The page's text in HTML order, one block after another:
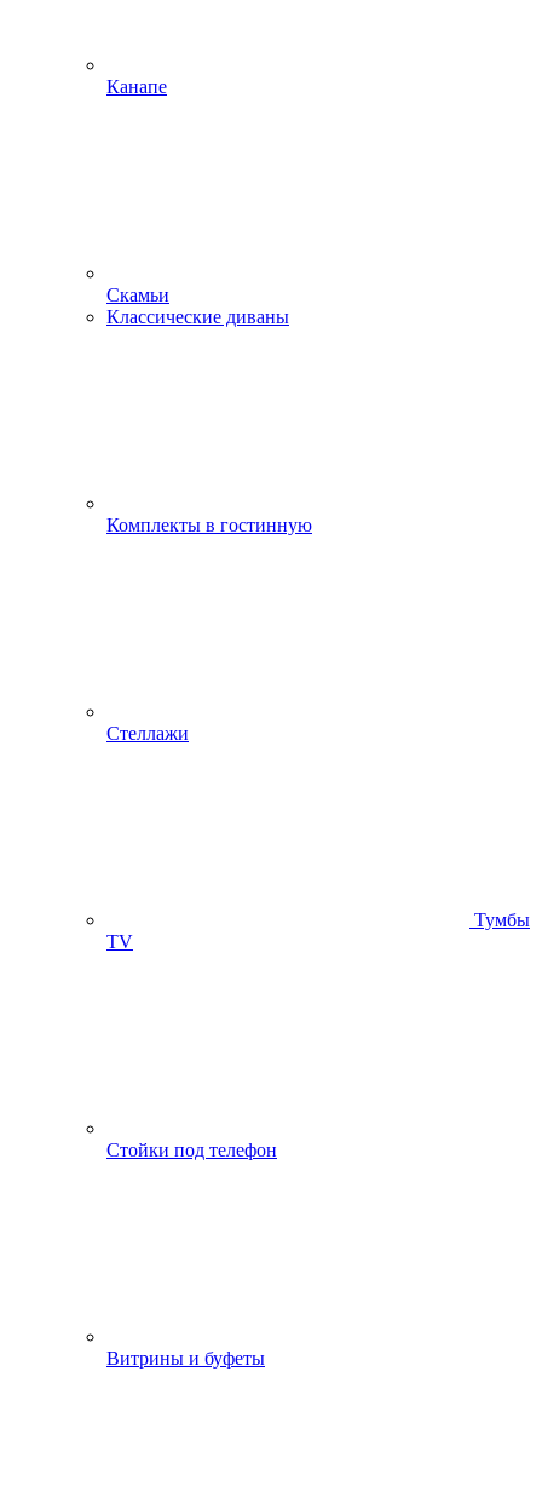
Канапе
Скамьи
Классические диваны
Комплекты в гостинную
Стеллажи
Тумбы
ТV
Стойки под телефон
Витрины и буфеты